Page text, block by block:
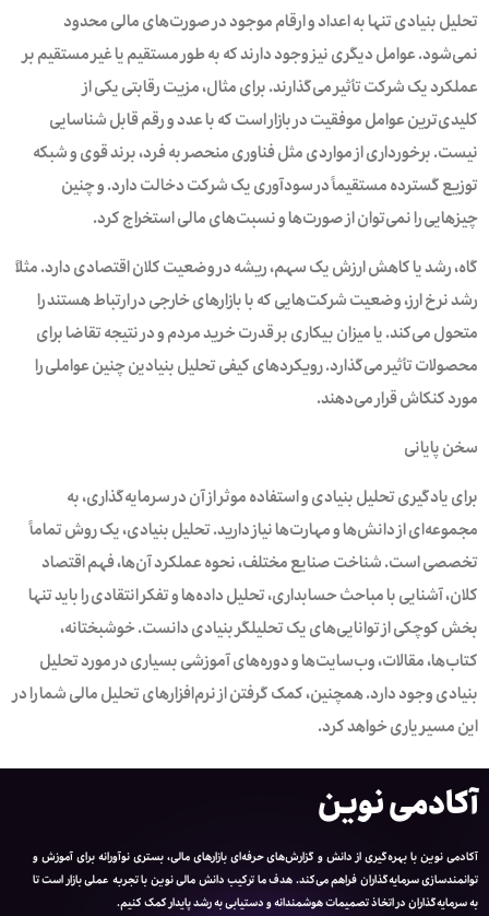
تحلیل بنیادی تنها به اعداد و ارقام موجود در صورت‌های مالی محدود
نمی‌شود. عوامل دیگری نیز وجود دارند که به طور مستقیم یا غیر مستقیم بر
عملکرد یک شرکت تأثیر می‌گذارند. برای مثال، مزیت رقابتی یکی‌ از
کلیدی‌ترین عوامل موفقیت در بازار است که با عدد و رقم‌ قابل شناسایی
نیست. برخورداری از مواردی مثل فناوری منحصر به فرد، برند قوی و شبکه
توزیع گسترده مستقیماً در سودآوری یک شرکت دخالت دارد. و چنین
چیزهایی را نمی‌توان از صورت‌ها و نسبت‌های مالی استخراج کرد.
گاه، رشد یا کاهش ارزش یک سهم، ریشه در وضعیت کلان اقتصادی دارد. مثلاً
رشد نرخ ارز، وضعیت شرکت‌هایی که با بازارهای خارجی در ارتباط هستند را
متحول می‌کند. یا میزان بیکاری بر قدرت خرید مردم و در نتیجه تقاضا برای
محصولات تأثیر می‌گذارد. رویکردهای کیفی تحلیل بنیادین چنین عواملی را
مورد کنکاش قرار می‌دهند.
سخن پایانی
برای یادگیری تحلیل بنیادی و استفاده موثر از آن در سرمایه‌گذاری، به
مجموعه‌ای از دانش‌ها و مهارت‌ها نیاز دارید. تحلیل بنیادی، یک روش تماماً
تخصصی است. شناخت صنایع مختلف، نحوه عملکرد آن‌ها، فهم اقتصاد
کلان، آشنایی با مباحث حسابداری، تحلیل داده‌ها و تفکر انتقادی را باید تنها
بخش کوچکی از توانایی‌های یک تحلیلگر بنیادی دانست. خوشبختانه،
کتاب‌ها، مقالات، وب‌سایت‌ها و دوره‌های آموزشی بسیاری در مورد تحلیل
بنیادی وجود دارد. همچنین، کمک گرفتن از نرم‌افزارهای تحلیل مالی شما را در
این مسیر یاری خواهد کرد.
آکادمی نوین
آکادمی نوین با بهره‌گیری از دانش و گزارش‌های حرفه‌ای بازارهای مالی، بستری نوآورانه برای آموزش و
توانمندسازی سرمایه‌گذاران فراهم می‌کند. هدف ما ترکیب دانش مالی نوین با تجربه عملی بازار است تا
به سرمایه‌گذاران در اتخاذ تصمیمات هوشمندانه و دستیابی به رشد پایدار کمک کنیم.